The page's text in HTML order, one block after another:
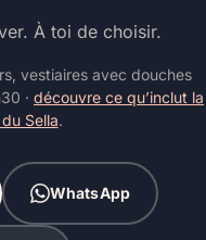
À toi de choisir.
vestiaires avec douches
· découvre ce qu’inclut la
Sella.
WhatsApp